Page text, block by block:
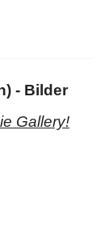
- Bilder
Gallery!